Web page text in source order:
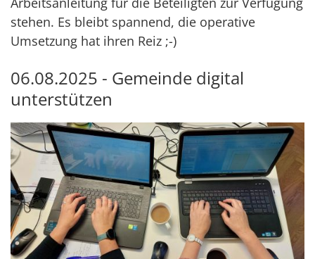
stehen. Es bleibt spannend, die operative
Umsetzung hat ihren Reiz ;-)
06.08.2025 - Gemeinde digital
unterstützen